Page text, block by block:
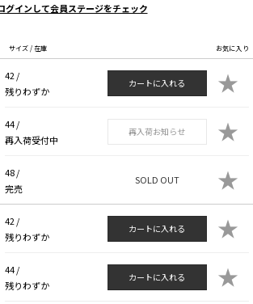
グインして会員ステージをチェック
サイズ / 在庫 お気に入り
42 /
残りわずか
カートに入れる ★
44 /
再入荷受付中
再入荷お知らせ ★
48 /
完売
SOLD OUT ★
42 /
残りわずか
カートに入れる ★
44 /
残りわずか
カートに入れる ★